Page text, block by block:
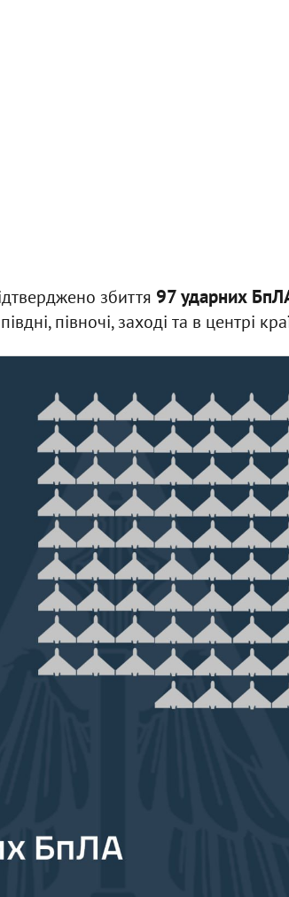
збиття 97 ударних
півночі, заході та в центрі